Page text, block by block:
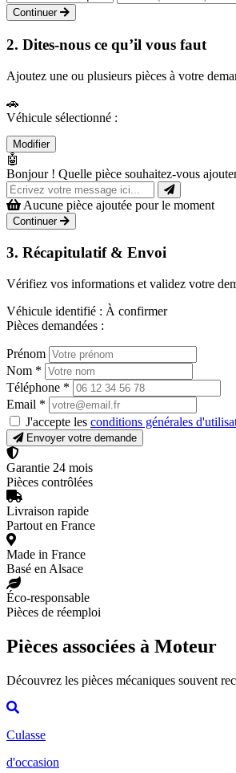
Continuer
2. Dites-nous ce qu’il vous faut
Ajoutez une ou plusieurs pièces à votre
🚗
Véhicule sélectionné :
Modifier
🤖
Bonjour ! Quelle pièce souhaitez-vous
Aucune pièce ajoutée pour le moment
Continuer
3. Récapitulatif & Envoi
Vérifiez vos informations et validez votre
Véhicule identifié : À confirmer
Pièces demandées :
Prénom
Nom *
Téléphone *
Email *
J'accepte les conditions générales
Envoyer votre demande
Garantie 24 mois
Pièces contrôlées
Livraison rapide
Partout en France
Made in France
Basé en Alsace
Éco-responsable
Pièces de réemploi
Pièces associées à Moteur
Découvrez les pièces mécaniques souvent
Culasse
d'occasion